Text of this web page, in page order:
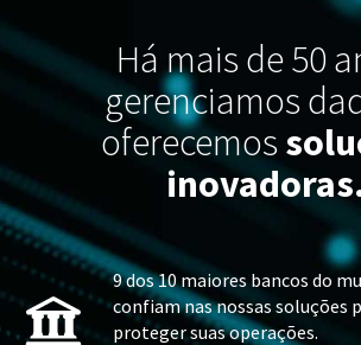
Há mais de 50
gerenciamos
oferecemos
9 dos 10 maiores bancos do
confiam nas nossas soluções
proteger suas operações.